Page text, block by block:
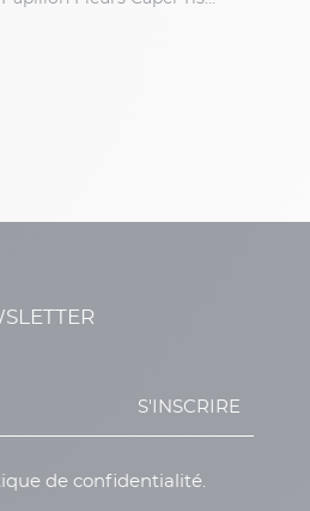
S'INSCRIRE
de confidentialité.